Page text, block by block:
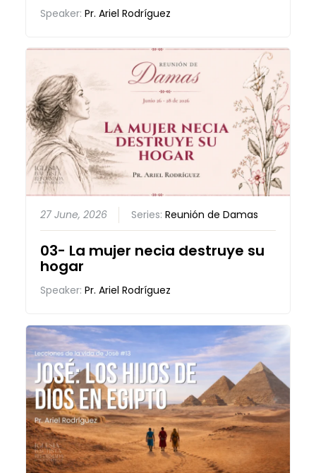
Speaker:Pr. Ariel Rodríguez
27 June, 2026 Series:Reunión de Damas
03- La mujer necia destruye su
hogar
Speaker:Pr. Ariel Rodríguez